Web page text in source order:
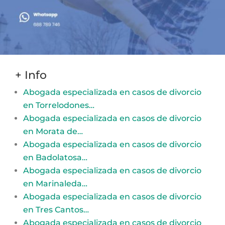
+ Info
Abogada especializada en casos de divorcio
en Torrelodones…
Abogada especializada en casos de divorcio
en Morata de…
Abogada especializada en casos de divorcio
en Badolatosa…
Abogada especializada en casos de divorcio
en Marinaleda…
Abogada especializada en casos de divorcio
en Tres Cantos…
Abogada especializada en casos de divorcio